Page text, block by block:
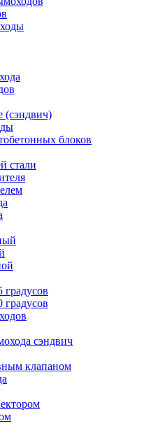
(сэндвич)
блоков
стали
градусов
градусов
сэндвич
клапаном